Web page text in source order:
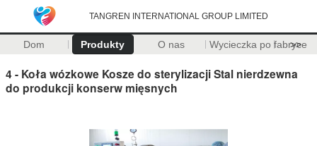
TANGREN INTERNATIONAL GROUP LIMITED
Dom Produkty O nas Wycieczka po fabryce
>>
4 - Koła wózkowe Kosze do sterylizacji Stal nierdzewna
do produkcji konserw mięsnych